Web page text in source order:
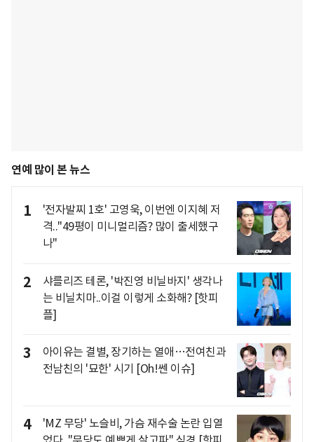
연예 많이 본 뉴스
1
'전자발찌 1호' 고영욱, 이번엔 이지혜 저
격.."49평이 미니멀리즘? 많이 출세했구
나"
2
샤를리즈 테론, '박진영 비닐바지' 생각나
는 비닐치마..이걸 이렇게 소화해? [핫피
플]
3
아이유는 결별, 장기하는 열애…전여친과
전남친의 '묘한' 시기 [Oh!쎈 이슈]
4
'MZ 무당' 노슬비, 가슴 재수술 논란 입열